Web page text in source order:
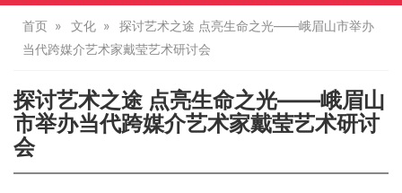
首页 文化
探讨艺术之途 点亮生命之光——峨眉山市举办
当代跨媒介艺术家戴莹艺术研讨会
探讨艺术之途 点亮生命之光——峨眉山
市举办当代跨媒介艺术家戴莹艺术研讨
会